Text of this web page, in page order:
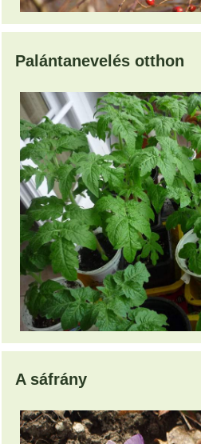
Palántanevelés otthon
A sáfrány